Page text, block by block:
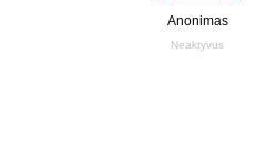
Anonimas
Neaktyvus